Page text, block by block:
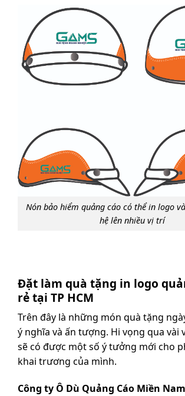
Nón bảo hiểm quảng cáo có thể in logo
hệ lên nhiều vị trí
Đặt làm quà tặng in logo
rẻ tại TP HCM
Trên đây là những món quà tặng
ý nghĩa và ấn tượng. Hi vọng qua vài
sẽ có được một số ý tưởng mới cho
khai trương của mình.
Công ty Ô Dù Quảng Cáo Miền Nam